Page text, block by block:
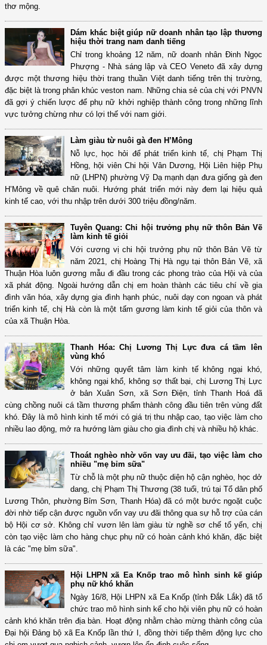
thơ mộng.
Dám khác biệt giúp nữ doanh nhân tạo lập thương
hiệu thời trang nam danh tiếng
Chỉ trong khoảng 12 năm, nữ doanh nhân Đinh Ngọc
Phượng - Nhà sáng lập và CEO Veneto đã xây dựng
được một thương hiệu thời trang thuần Việt danh tiếng trên thị trường,
đặc biệt là trong phân khúc veston nam. Những chia sẻ của chị với PNVN
đã gợi ý chiến lược để phụ nữ khởi nghiệp thành công trong những lĩnh
vực tưởng chừng như có lợi thế với nam giới.
Làm giàu từ nuôi gà đen H’Mông
Nỗ lực, học hỏi để phát triển kinh tế, chị Phạm Thị
Hồng, hội viên Chi hội Vân Dương, Hội Liên hiệp Phụ
nữ (LHPN) phường Vỹ Dạ mạnh dạn đưa giống gà đen
H’Mông về quê chăn nuôi. Hướng phát triển mới này đem lại hiệu quả
kinh tế cao, với thu nhập trên dưới 300 triệu đồng/năm.
Tuyên Quang: Chi hội trưởng phụ nữ thôn Bản Vẽ
làm kinh tế giỏi
Với cương vị chi hội trưởng phụ nữ thôn Bản Vẽ từ
năm 2021, chị Hoàng Thị Hà ngụ tại thôn Bản Vẽ, xã
Thuận Hòa luôn gương mẫu đi đầu trong các phong trào của Hội và của
xã phát động. Ngoài hướng dẫn chị em hoàn thành các tiêu chí về gia
đình văn hóa, xây dựng gia đình hạnh phúc, nuôi dạy con ngoan và phát
triển kinh tế, chị Hà còn là một tấm gương làm kinh tế giỏi của thôn và
của xã Thuận Hòa.
Thanh Hóa: Chị Lương Thị Lực đưa cá tầm lên
vùng khó
Với những quyết tâm làm kinh tế không ngại khó,
không ngại khổ, không sợ thất bại, chị Lương Thị Lực
ở bản Xuân Sơn, xã Sơn Điện, tỉnh Thanh Hoá đã
cùng chồng nuôi cá tầm thương phẩm thành công đầu tiên trên vùng đất
khó. Đây là mô hình kinh tế mới có giá trị thu nhập cao, tạo việc làm cho
nhiều lao động, mở ra hướng làm giàu cho gia đình chị và nhiều hộ khác.
Thoát nghèo nhờ vốn vay ưu đãi, tạo việc làm cho
nhiều "mẹ bỉm sữa"
Từ chỗ là một phụ nữ thuộc diện hộ cận nghèo, học dở
dang, chị Phạm Thị Thương (38 tuổi, trú tại Tổ dân phố
Lương Thôn, phường Bỉm Sơn, Thanh Hóa) đã có một bước ngoặt cuộc
đời nhờ tiếp cận được nguồn vốn vay ưu đãi thông qua sự hỗ trợ của cán
bộ Hội cơ sở. Không chỉ vươn lên làm giàu từ nghề sơ chế tổ yến, chị
còn tạo việc làm cho hàng chục phụ nữ có hoàn cảnh khó khăn, đặc biệt
là các "mẹ bỉm sữa".
Hội LHPN xã Ea Knốp trao mô hình sinh kế giúp
phụ nữ khó khăn
Ngày 16/8, Hội LHPN xã Ea Knốp (tỉnh Đắk Lắk) đã tổ
chức trao mô hình sinh kế cho hội viên phụ nữ có hoàn
cảnh khó khăn trên địa bàn. Hoạt động nhằm chào mừng thành công của
Đại hội Đảng bộ xã Ea Knốp lần thứ I, đồng thời tiếp thêm động lực cho